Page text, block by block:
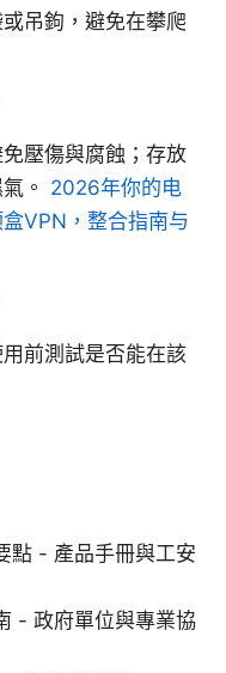
吊鉤，避免在攀爬
壓傷與腐蝕；存放
。 2026年你的电
VPN，整合指南与
前測試是否能在該
點 - 產品手冊與工安
- 政府單位與專業協